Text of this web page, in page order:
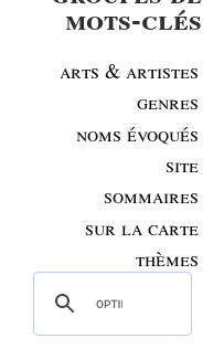
mots-clés
arts & artistes
genres
noms évoqués
site
sommaires
sur la carte
thèmes